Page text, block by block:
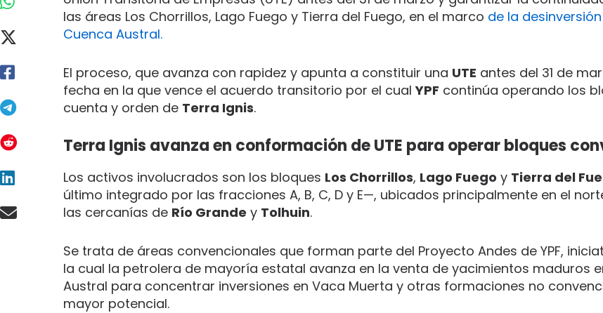
las áreas Los Chorrillos, Lago Fuego y Tierra del Fuego, en el marco de la desinversión
Cuenca Austral.
El proceso, que avanza con rapidez y apunta a constituir una UTE antes del 31 de
fecha en la que vence el acuerdo transitorio por el cualYPF continúa operando los
cuenta y orden de Terra Ignis.
Terra Ignis avanza en conformación de UTE para operar bloques
Los activos involucrados son los bloques Los Chorrillos, Lago Fuego y Tierra del
último integrado por las fracciones A, B, C, D y E—, ubicados principalmente en el
las cercanías de Río Grande y Tolhuin.
Se trata de áreas convencionales que forman parte del Proyecto Andes de YPF,
la cual la petrolera de mayoría estatal avanza en la venta de yacimientos maduros
Austral para concentrar inversiones en Vaca Muerta y otras formaciones no
mayor potencial.